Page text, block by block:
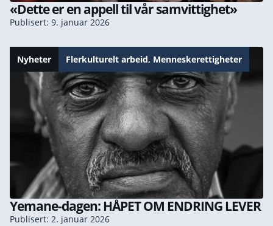
«Dette er en appell til vår samvittighet»
Publisert: 9. januar 2026
Nyheter Flerkulturelt arbeid, Menneskerettigheter
Yemane-dagen: HÅPET OM ENDRING LEVER
Publisert: 2. januar 2026